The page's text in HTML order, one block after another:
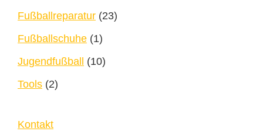
Fußballreparatur (23)
Fußballschuhe (1)
Jugendfußball
(10)
Tools (2)
Kontakt